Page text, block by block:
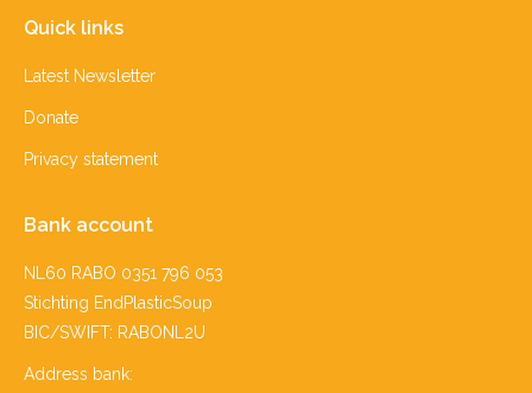
Quick links
Latest Newsletter
Donate
Privacy statement
Bank account
NL60 RABO 0351 796 053
Stichting EndPlasticSoup
BIC/SWIFT: RABONL2U
Address bank: